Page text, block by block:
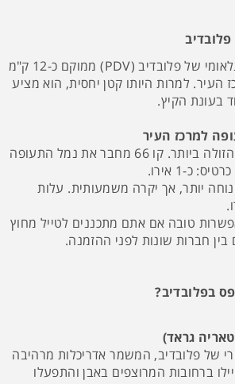
נמל התעופה הבינלאומי של פלובדיב (PDV) ממוקם כ-12 ק"מ
העיר. למרות היותו קטן יחסית, הוא מציע
בעונת הקיץ.
למרכז העיר
הדרך הזולה ביותר. קו 66 מחבר את נמל התעופה
כ-1 אירו.
יותר, אך יקרה משמעותית. עלות
טובה אם אתם מתכננים לטייל מחוץ
בין חברות שונות לפני ההזמנה.
בפלובדיב?
גראד)
של פלובדיב, המשמר אדריכלות מרהיבה
ברחובות המרוצפים באבן והתפעלו